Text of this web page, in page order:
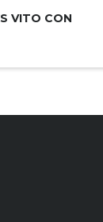
VITO CON